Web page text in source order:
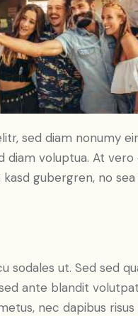
sed diam nonumy
diam voluptua. At vero
gubergren, no
sodales ut. Sed sed
ante blandit
nec dapibus risus